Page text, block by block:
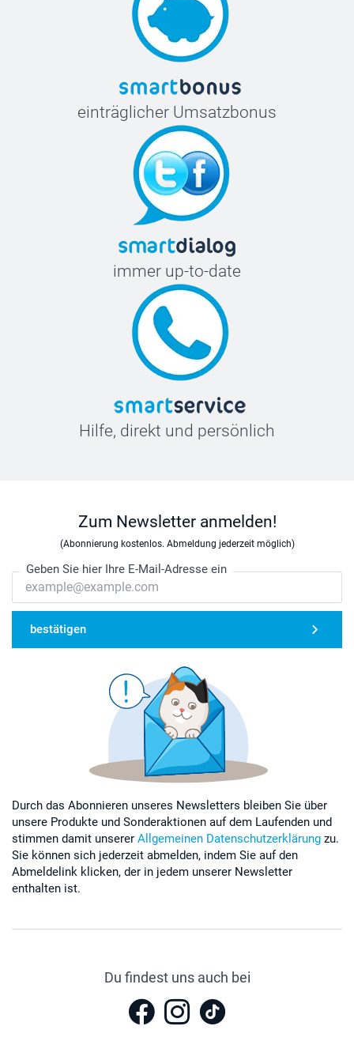
einträglicher Umsatzbonus
immer up-to-date
Hilfe, direkt und persönlich
Zum Newsletter anmelden!
(Abonnierung kostenlos. Abmeldung jederzeit möglich)
Geben Sie hier Ihre E-Mail-Adresse ein
bestätigen
Durch das Abonnieren unseres Newsletters bleiben Sie über
unsere Produkte und Sonderaktionen auf dem Laufenden und
stimmen damit unserer Allgemeinen Datenschutzerklärung zu.
Sie können sich jederzeit abmelden, indem Sie auf den
Abmeldelink klicken, der in jedem unserer Newsletter
enthalten ist.
Du findest uns auch bei